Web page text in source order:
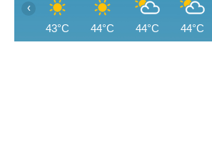
43°C 44°C 44°C 44°C
‹